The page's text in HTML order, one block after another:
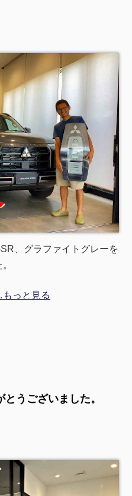
、グラファイトグレーを
っと見る
うございました。